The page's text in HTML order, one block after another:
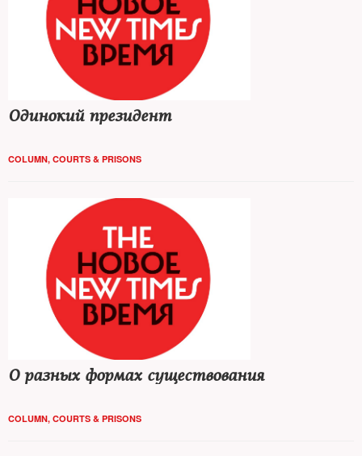
Одинокий президент
COLUMN, COURTS & PRISONS
О разных формах существования
COLUMN, COURTS & PRISONS